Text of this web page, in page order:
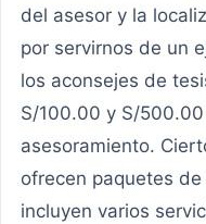
del asesor y la
por servirnos de un
los aconsejes de
S/100.00 y S/
asesoramiento.
ofrecen paquetes
incluyen varios